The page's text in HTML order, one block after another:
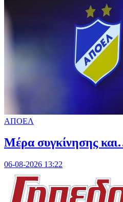
ΑΠΟΕΛ
Mέρα συγκίνησης
06-08-2026 13:22